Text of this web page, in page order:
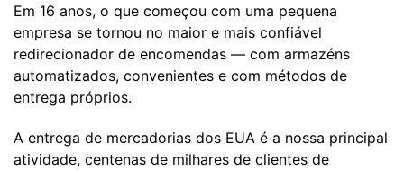
Em 16 anos, o que começou com uma pequena
empresa se tornou no maior e mais confiável
redirecionador de encomendas — com armazéns
automatizados, convenientes e com métodos de
entrega próprios.
A entrega de mercadorias dos EUA é a nossa principal
atividade, centenas de milhares de clientes de